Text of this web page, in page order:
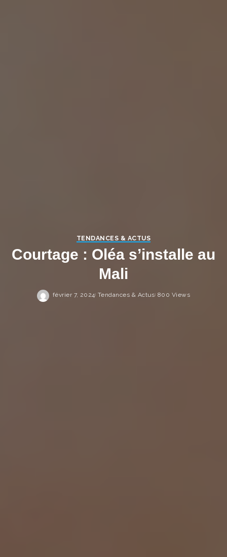
TENDANCES & ACTUS
Courtage : Oléa s’installe au
Mali
février 7, 2024 Tendances & Actus 800 Views